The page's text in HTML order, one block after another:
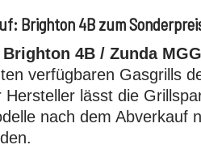
Brighton 4B zum
Brighton 4B / Zunda
verfügbaren Gasgrills
Hersteller lässt die
nach dem Abverkauf